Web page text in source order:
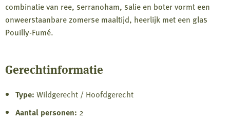
combinatie van ree, serranoham, salie en boter vormt een
onweerstaanbare zomerse maaltijd, heerlijk met een glas
Pouilly-Fumé.
Gerechtinformatie
Type: Wildgerecht / Hoofdgerecht
Aantal personen: 2